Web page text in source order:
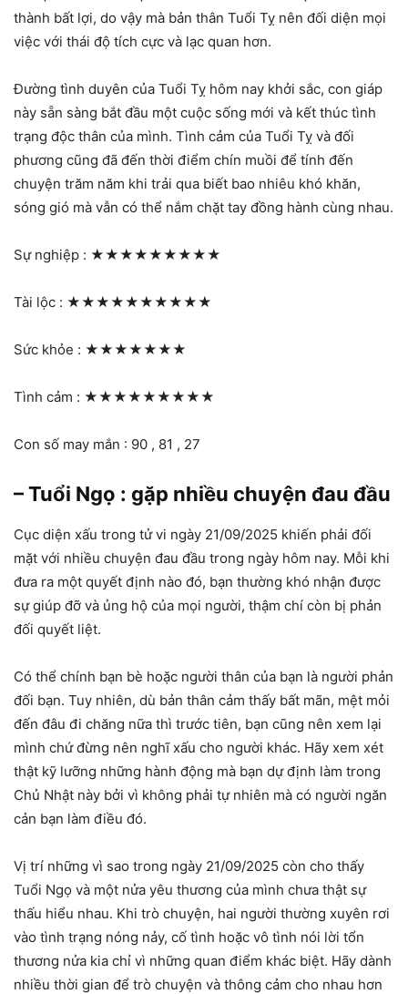
thành bất lợi, do vậy mà bản thân Tuổi Tỵ nên đối diện mọi
việc với thái độ tích cực và lạc quan hơn.
Đường tình duyên của Tuổi Tỵ hôm nay khởi sắc, con giáp
này sẵn sàng bắt đầu một cuộc sống mới và kết thúc tình
trạng độc thân của mình. Tình cảm của Tuổi Tỵ và đối
phương cũng đã đến thời điểm chín muồi để tính đến
chuyện trăm năm khi trải qua biết bao nhiêu khó khăn,
sóng gió mà vẫn có thể nắm chặt tay đồng hành cùng nhau.
Sự nghiệp : ★★★★★★★★★
Tài lộc : ★★★★★★★★★★
Sức khỏe : ★★★★★★★
Tình cảm : ★★★★★★★★★
Con số may mắn : 90 , 81 , 27
– Tuổi Ngọ : gặp nhiều chuyện đau đầu
Cục diện xấu trong tử vi ngày 21/09/2025 khiến phải đối
mặt với nhiều chuyện đau đầu trong ngày hôm nay. Mỗi khi
đưa ra một quyết định nào đó, bạn thường khó nhận được
sự giúp đỡ và ủng hộ của mọi người, thậm chí còn bị phản
đối quyết liệt.
Có thể chính bạn bè hoặc người thân của bạn là người phản
đối bạn. Tuy nhiên, dù bản thân cảm thấy bất mãn, mệt mỏi
đến đâu đi chăng nữa thì trước tiên, bạn cũng nên xem lại
mình chứ đừng nên nghĩ xấu cho người khác. Hãy xem xét
thật kỹ lưỡng những hành động mà bạn dự định làm trong
Chủ Nhật này bởi vì không phải tự nhiên mà có người ngăn
cản bạn làm điều đó.
Vị trí những vì sao trong ngày 21/09/2025 còn cho thấy
Tuổi Ngọ và một nửa yêu thương của mình chưa thật sự
thấu hiểu nhau. Khi trò chuyện, hai người thường xuyên rơi
vào tình trạng nóng nảy, cố tình hoặc vô tình nói lời tổn
thương nửa kia chỉ vì những quan điểm khác biệt. Hãy dành
nhiều thời gian để trò chuyện và thông cảm cho nhau hơn